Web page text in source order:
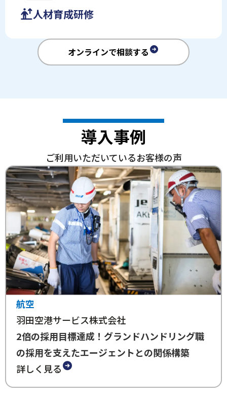
人材育成研修
オンラインで相談する
導入事例
ご利用いただいているお客様の声
航空
羽田空港サービス株式会社
2倍の採用目標達成！グランドハンドリング職
の採用を支えたエージェントとの関係構築
詳しく見る